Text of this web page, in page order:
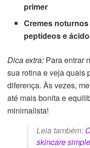
primer
Cremes
peptídeos e
Dica extra: Para entrar
sua rotina e veja quais
diferença. Às vezes,
até mais bonita e
minimalista!
Leia também:
skincare